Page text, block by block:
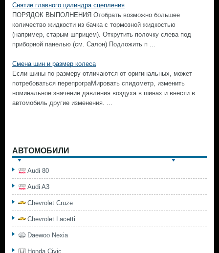
Снятие главного цилиндра сцепления
ПОРЯДОК ВЫПОЛНЕНИЯ Отобрать возможно большее
количество жидкости из бачка с тормозной жидкостью
(например, старым шприцем). Открутить полочку слева под
приборной панелью (см. Салон) Подложить п ...
Смена шин и размер колеса
Если шины по размеру отличаются от оригинальных, может
потребоваться перепрограМировать спидометр, изменить
номинальное значение давления воздуха в шинах и внести в
автомобиль другие изменения. ...
АВТОМОБИЛИ
Audi 80
Audi A3
Chevrolet Cruze
Chevrolet Lacetti
Daewoo Nexia
Honda Civic